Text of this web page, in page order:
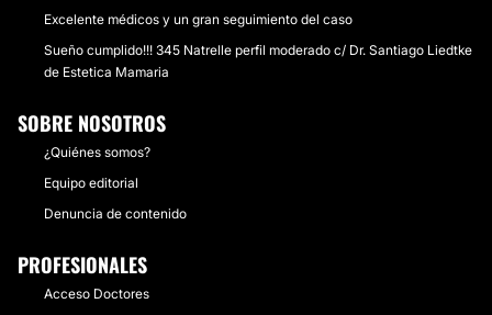
Excelente médicos y un gran seguimiento del caso
Sueño cumplido!!! 345 Natrelle perfil moderado c/ Dr. Santiago Liedtke
de Estetica Mamaria
SOBRE NOSOTROS
¿Quiénes somos?
Equipo editorial
Denuncia de contenido
PROFESIONALES
Acceso Doctores